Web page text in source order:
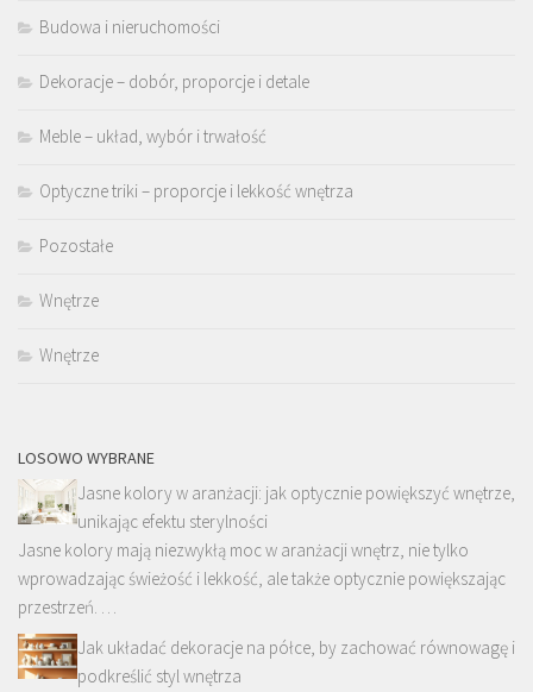
Budowa i nieruchomości
Dekoracje – dobór, proporcje i detale
Meble – układ, wybór i trwałość
Optyczne triki – proporcje i lekkość wnętrza
Pozostałe
Wnętrze
Wnętrze
LOSOWO WYBRANE
Jasne kolory w aranżacji: jak optycznie powiększyć wnętrze,
unikając efektu sterylności
Jasne kolory mają niezwykłą moc w aranżacji wnętrz, nie tylko
wprowadzając świeżość i lekkość, ale także optycznie powiększając
przestrzeń. …
Jak układać dekoracje na półce, by zachować równowagę i
podkreślić styl wnętrza